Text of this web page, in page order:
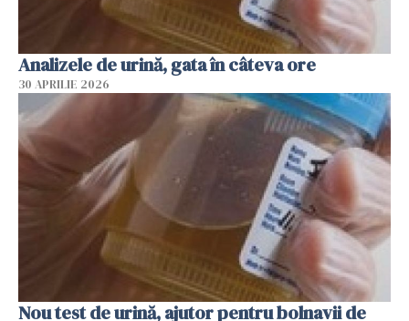
Analizele de urină, gata în câteva ore
30 APRILIE 2026
Nou test de urină, ajutor pentru bolnavii de